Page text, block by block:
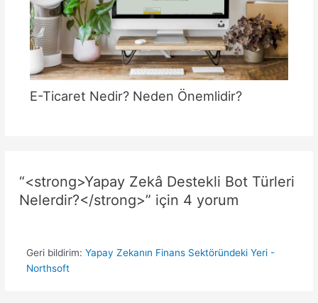
E-Ticaret Nedir? Neden Önemlidir?
“<strong>Yapay Zekâ Destekli Bot Türleri
Nelerdir?</strong>” için 4 yorum
Geri bildirim: Yapay Zekanın Finans Sektöründeki Yeri -
Northsoft